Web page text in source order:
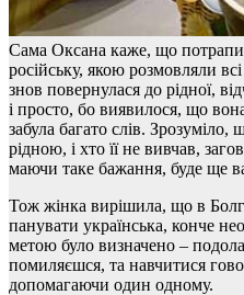
Сама Оксана каже, що
російську, якою розмовляли
знов повернулася до рідної,
і просто, бо виявилося, що
забула багато слів.
рідною, і хто її не вивчав,
маючи таке бажання, буде ще
Тож жінка вирішила, що в
панувати українська, конче
метою було визначено –
помиляєшся, та навчитися
допомагаючи один одному.